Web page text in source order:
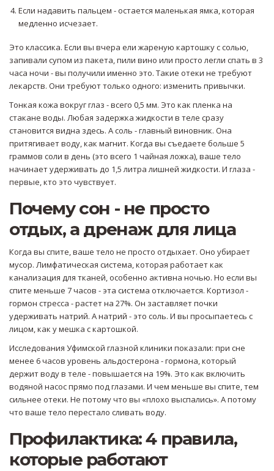
Если надавить пальцем - остается маленькая ямка, которая
медленно исчезает.
Это классика. Если вы вчера ели жареную картошку с солью,
запивали супом из пакета, пили вино или просто легли спать в 3
часа ночи - вы получили именно это. Такие отеки не требуют
лекарств. Они требуют только одного: изменить привычки.
Тонкая кожа вокруг глаз - всего 0,5 мм. Это как пленка на
стакане воды. Любая задержка жидкости в теле сразу
становится видна здесь. А соль - главный виновник. Она
притягивает воду, как магнит. Когда вы съедаете больше 5
граммов соли в день (это всего 1 чайная ложка), ваше тело
начинает удерживать до 1,5 литра лишней жидкости. И глаза -
первые, кто это чувствует.
Почему сон - не просто
отдых, а дренаж для лица
Когда вы спите, ваше тело не просто отдыхает. Оно убирает
мусор. Лимфатическая система, которая работает как
канализация для тканей, особенно активна ночью. Но если вы
спите меньше 7 часов - эта система отключается. Кортизол -
гормон стресса - растет на 27%. Он заставляет почки
удерживать натрий. А натрий - это соль. И вы просыпаетесь с
лицом, как у мешка с картошкой.
Исследования Уфимской глазной клиники показали: при сне
менее 6 часов уровень альдостерона - гормона, который
держит воду в теле - повышается на 19%. Это как включить
водяной насос прямо под глазами. И чем меньше вы спите, тем
сильнее отеки. Не потому что вы «плохо выспались». А потому
что ваше тело перестало сливать воду.
Профилактика: 4 правила,
которые работают